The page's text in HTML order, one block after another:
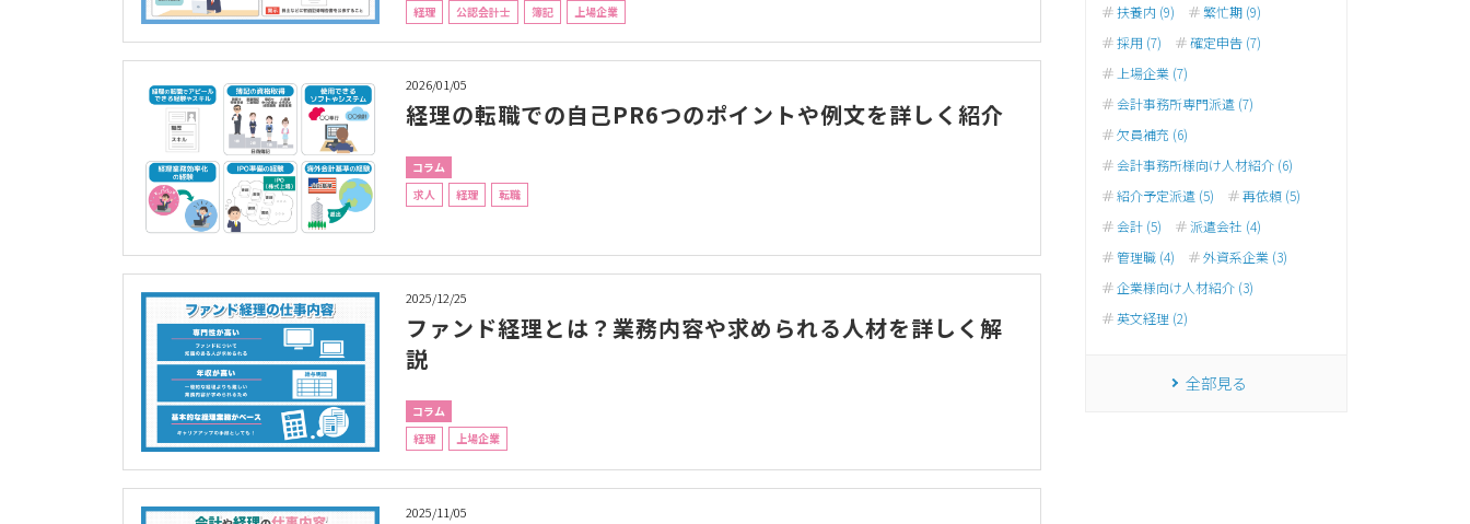
経理
公認会計士 簿記 上場企業
2026/01/05
経理の転職での自己PR6つのポイントや例文を詳しく紹介
コラム
求人
経理 転職
2025/12/25
ファンド経理とは？業務内容や求められる人材を詳しく解
説
コラム
経理
上場企業
2025/11/05
扶養内 (9)
繁忙期 (9)
採用 (7)
確定申告 (7)
上場企業 (7)
会計事務所専門派遣 (7)
欠員補充 (6)
会計事務所様向け人材紹介 (6)
紹介予定派遣 (5)
再依頼 (5)
会計 (5)
派遣会社 (4)
管理職 (4)
外資系企業 (3)
企業様向け人材紹介 (3)
英文経理 (2)
全部見る